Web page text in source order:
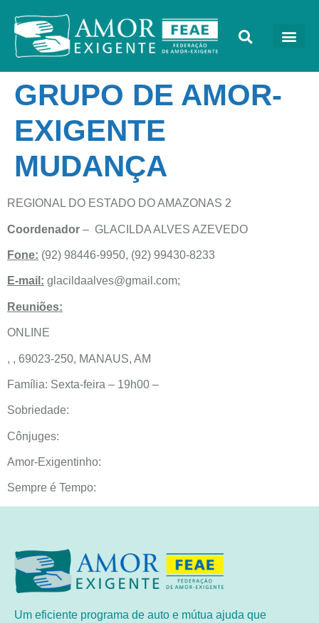
GRUPO DE AMOR-
EXIGENTE
MUDANÇA
REGIONAL DO ESTADO DO AMAZONAS 2
Coordenador – GLACILDA ALVES AZEVEDO
Fone: (92) 98446-9950, (92) 99430-8233
E-mail: glacildaalves@gmail.com;
Reuniões:
ONLINE
, , 69023-250, MANAUS, AM
Família: Sexta-feira – 19h00 –
Sobriedade:
Cônjuges:
Amor-Exigentinho:
Sempre é Tempo:
Um eficiente programa de auto e mútua ajuda que